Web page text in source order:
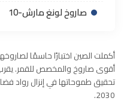
صاروخ لونغ مارش-10
أقوى صاروخ والمخصص للقمر. يقرب
تحقيق طموحاتها في إنزال رواد
2030.